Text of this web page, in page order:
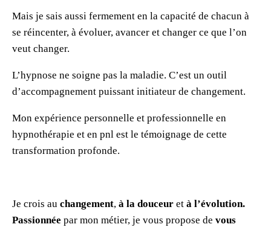
Mais je sais aussi fermement en la capacité de chacun à
se réincenter, à évoluer, avancer et changer ce que l’on
veut changer.
L’hypnose ne soigne pas la maladie. C’est un outil
d’accompagnement puissant initiateur de changement.
Mon expérience personnelle et professionnelle en
hypnothérapie et en pnl est le témoignage de cette
transformation profonde.
Je crois au changement, à la douceur et à l’évolution.
Passionnée par mon métier, je vous propose de vous